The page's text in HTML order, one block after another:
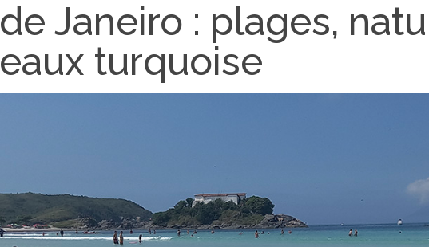
de Janeiro : plages,
eaux turquoise